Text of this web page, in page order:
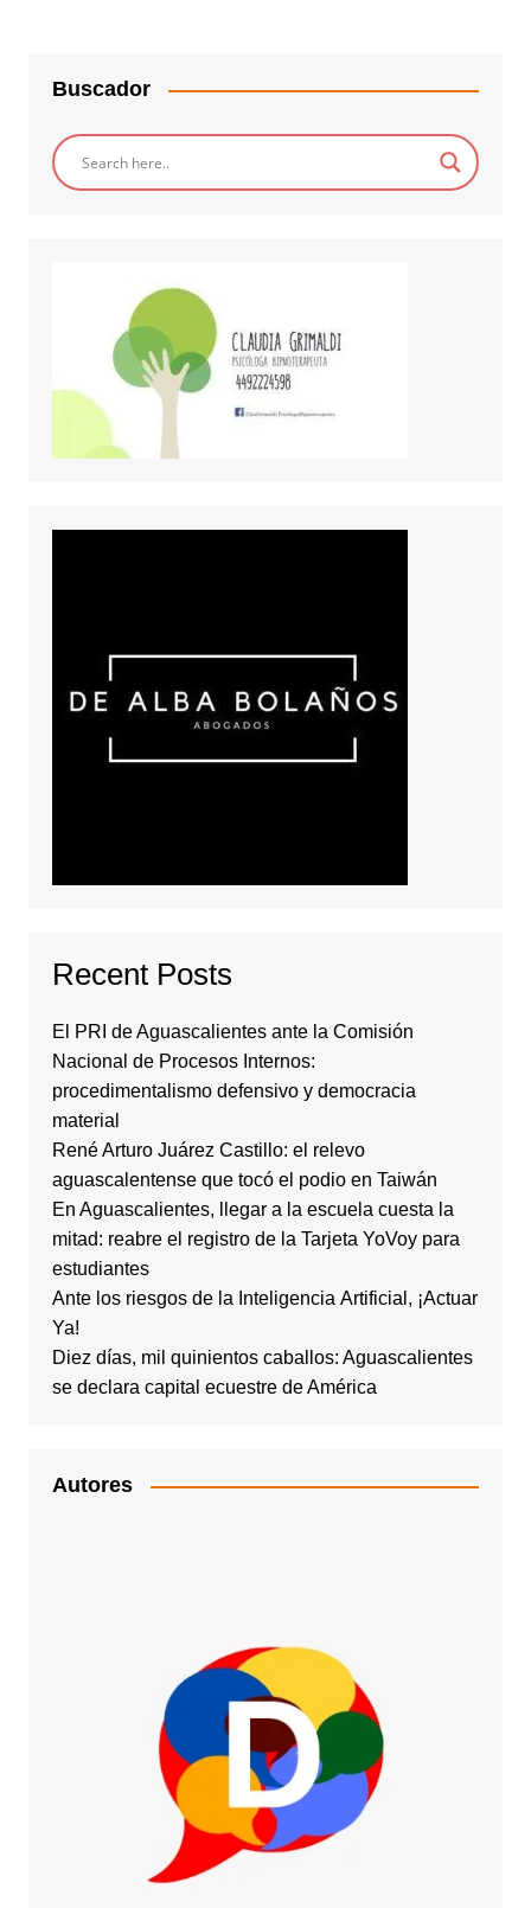
Buscador
Recent Posts
El PRI de Aguascalientes ante la Comisión
Nacional de Procesos Internos:
procedimentalismo defensivo y democracia
material
René Arturo Juárez Castillo: el relevo
aguascalentense que tocó el podio en Taiwán
En Aguascalientes, llegar a la escuela cuesta la
mitad: reabre el registro de la Tarjeta YoVoy para
estudiantes
Ante los riesgos de la Inteligencia Artificial, ¡Actuar
Ya!
Diez días, mil quinientos caballos: Aguascalientes
se declara capital ecuestre de América
Autores